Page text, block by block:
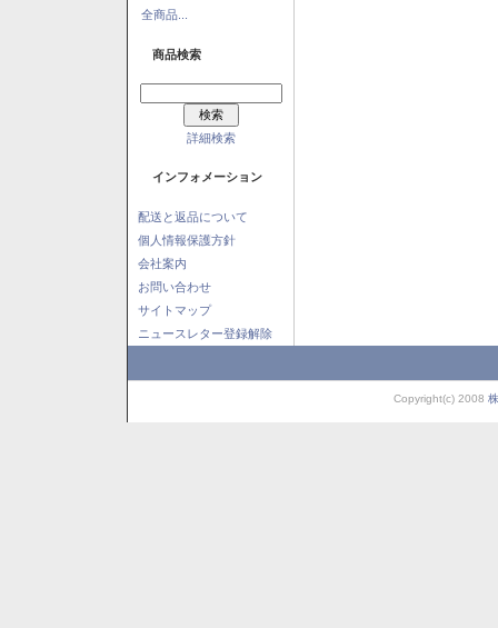
全商品...
商品検索
詳細検索
インフォメーション
配送と返品について
個人情報保護方針
会社案内
お問い合わせ
サイトマップ
ニュースレター登録解除
Copyright(c) 2008